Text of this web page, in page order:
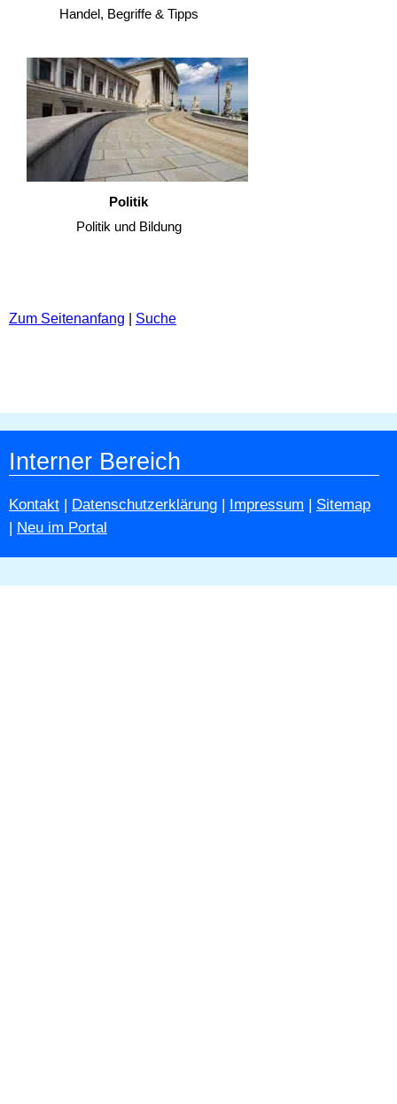
Handel, Begriffe & Tipps
Politik
Politik und Bildung
Zum Seitenanfang Suche
Interner Bereich
Kontakt | Datenschutzerklärung | Impressum | Sitemap
| Neu im Portal